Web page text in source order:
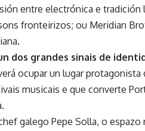
entre electrónica e
fronteirizos; ou Meridian
dos grandes sinais de
ocupar un lugar
musicais e que converte
galego Pepe Solla, o